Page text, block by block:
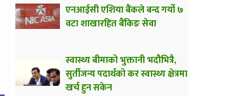
एनआईसी एशिया बैंकले बन्द गर्यो ७
वटा शाखारहित बैंकिङ सेवा
स्वास्थ्य बीमाको भुक्तानी भदौभित्रै,
सुर्तीजन्य पदार्थको कर स्वास्थ्य क्षेत्रमा
खर्च हुन सकेन